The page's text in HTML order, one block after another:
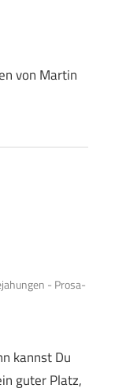
von Martin
- Prosa-
kannst Du
guter Platz,